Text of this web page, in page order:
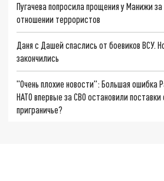
Пугачева попросила прощения у Манижи за
отношении террористов
Даня с Дашей спаслись от боевиков ВСУ.
закончились
"Очень плохие новости": Большая ошибка
НАТО впервые за СВО остановили
приграничье?